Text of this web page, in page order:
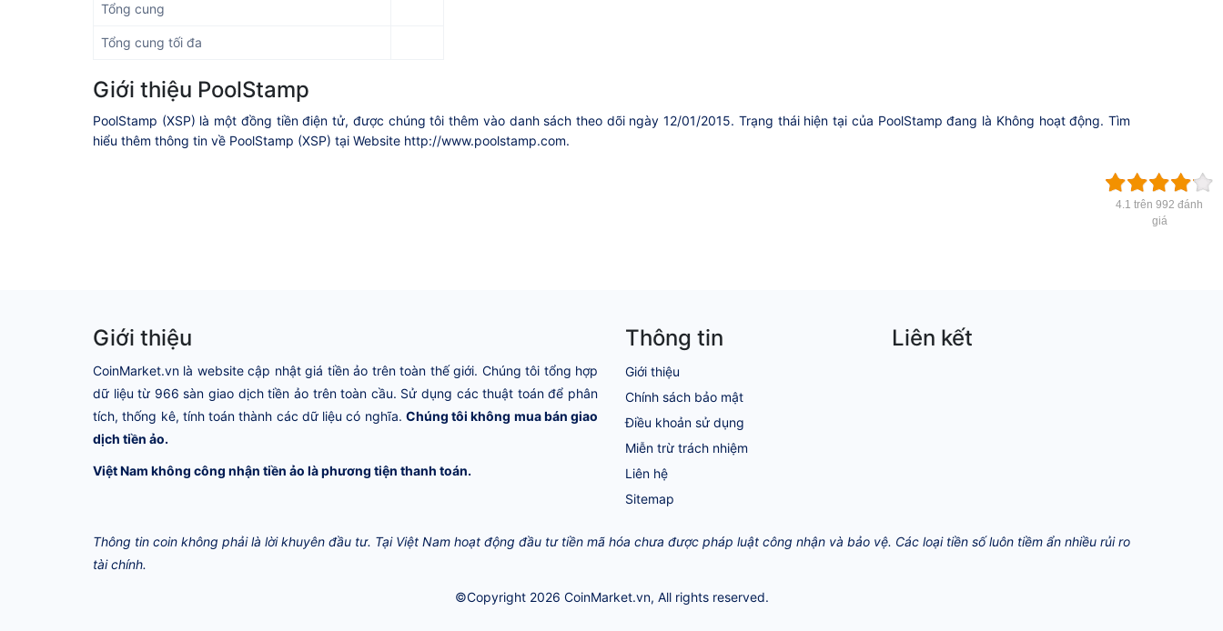
Tổng cung
Tổng cung tối đa
Giới thiệu PoolStamp
PoolStamp (XSP) là một đồng tiền điện tử, được chúng tôi thêm vào danh sách theo dõi ngày 12/01/2015. Trạng thái hiện tại của PoolStamp đang là Không hoạt động. Tìm
hiểu thêm thông tin về PoolStamp (XSP) tại Website http://www.poolstamp.com.
4.1 trên 992 đánh
giá
Giới thiệu
CoinMarket.vn là website cập nhật giá tiền ảo trên toàn thế giới. Chúng tôi tổng hợp
dữ liệu từ 966 sàn giao dịch tiền ảo trên toàn cầu. Sử dụng các thuật toán để phân
tích, thống kê, tính toán thành các dữ liệu có nghĩa. Chúng tôi không mua bán giao
dịch tiền ảo.
Việt Nam không công nhận tiền ảo là phương tiện thanh toán.
Thông tin
Giới thiệu
Chính sách bảo mật
Điều khoản sử dụng
Miễn trừ trách nhiệm
Liên hệ
Sitemap
Liên kết
Thông tin coin không phải là lời khuyên đầu tư. Tại Việt Nam hoạt động đầu tư tiền mã hóa chưa được pháp luật công nhận và bảo vệ. Các loại tiền số luôn tiềm ẩn nhiều rủi ro
tài chính.
©Copyright 2026 CoinMarket.vn, All rights reserved.